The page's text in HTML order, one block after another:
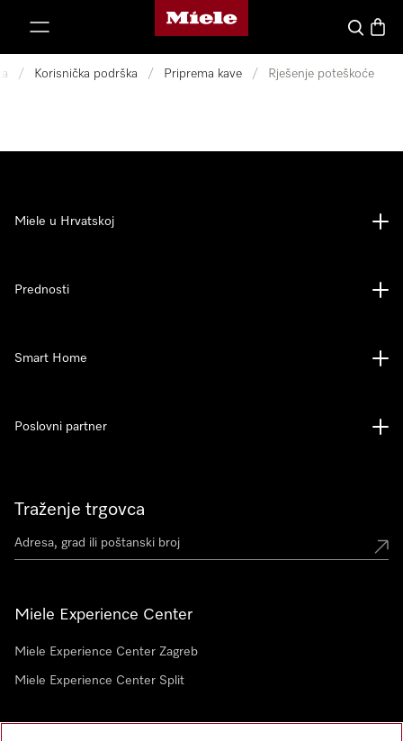
Miele početna stranica
Pretraga
/ Korisnička podrška / Priprema kave / Rješenje poteškoće
Traženje trgovca
Miele Experience Center
Miele Experience Center Zagreb
Miele Experience Center Split
Miele u Hrvatskoj
Prednosti
Smart Home
Poslovni partner